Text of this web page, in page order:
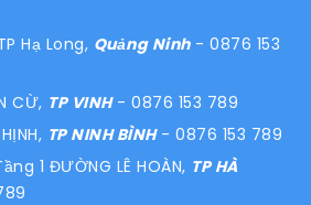
Hạ Long, Quảng Ninh- 0876 153
CỪ, TP VINH- 0876 153 789
TP NINH BÌNH- 0876 153 789
1 ĐƯỜNG LÊ HOÀN, TP HÀ